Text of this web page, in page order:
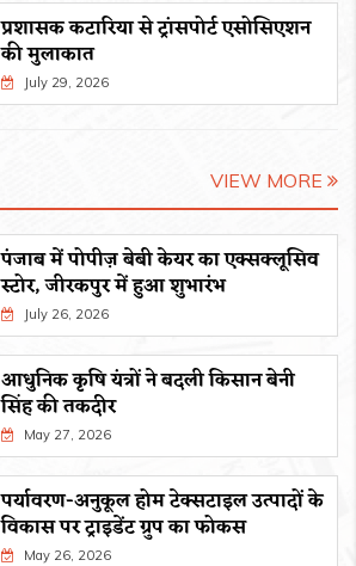
प्रशासक कटारिया से ट्रांसपोर्ट एसोसिएशन
की मुलाकात
July 29, 2026
VIEW MORE
पंजाब में पोपीज़ बेबी केयर का एक्सक्लूसिव
स्टोर, जीरकपुर में हुआ शुभारंभ
July 26, 2026
आधुनिक कृषि यंत्रों ने बदली किसान बेनी
सिंह की तकदीर
May 27, 2026
पर्यावरण-अनुकूल होम टेक्सटाइल उत्पादों के
विकास पर ट्राइडेंट ग्रुप का फोकस
May 26, 2026